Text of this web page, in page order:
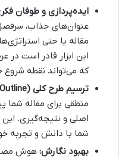
ایده‌پردازی و طوفان
عنوان‌های جذاب،
مقاله یا حتی
این ابزار قادر است در
که می‌تواند نقطه شروع
ترسیم طرح کلی (Outline) مقاله:
منطقی برای مقاله
اصلی و نتیجه‌گیری.
شما با دانش و تجربه
بهبود نگارش: هوش